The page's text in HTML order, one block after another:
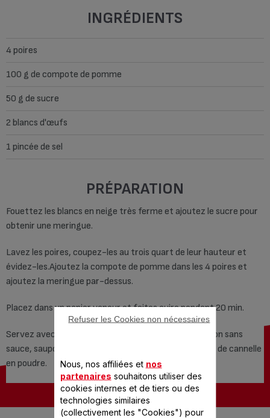
INGRÉDIENTS
4 poires
100 g de compote de pomme
50 g de sucre
2 blancs d'œufs
1 pincée de sel
PRÉPARATION
Fouettez les blancs en neige très ferme et ajoutez le sucre pour
obtenir une meringue.
Lavez les poires, coupez-les au trois quart de leur hauteur et
évidez-les.Ajoutez la compote de pomme dans les 4 poires et
ajoutez la meringue par-dessus.
Placez dans un panier vapeur et faites cuire pendant 20 min.
Servez avec la sauce pomme cannelle.Pour une version sans
sauce, saupoudrez les pommes d'amandes effilées et de cannelle
en poudre.
Nous, nos affiliées et nos
partenaires souhaitons utiliser des
cookies internes et de tiers ou des
technologies similaires
(collectivement les "Cookies") pour
Refuser les Cookies non nécessaires